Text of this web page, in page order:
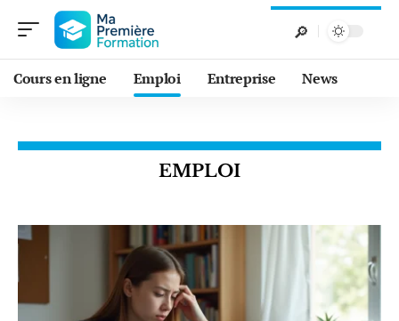
Cours en ligne Emploi Entreprise News
EMPLOI